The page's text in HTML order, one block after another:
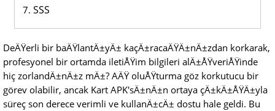
SSS
DeÄŸerli bir baÄŸlantÄ±yÄ± kaçÄ±racaÄŸÄ±nÄ±zdan korkarak,
profesyonel bir ortamda iletiÅŸim bilgileri alÄ±ÅŸveriÅŸinde
hiç zorlandÄ±nÄ±z mÄ±? AÄŸ oluÅŸturma göz korkutucu bir
görev olabilir, ancak Kart APK'sÄ±nÄ±n ortaya çÄ±kÄ±ÅŸÄ±yla
süreç son derece verimli ve kullanÄ±cÄ± dostu hale geldi. Bu